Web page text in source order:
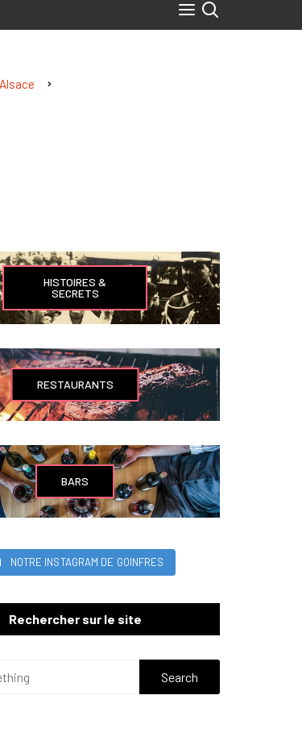
HISTOIRES &
SECRETS
RESTAURANTS
BARS
NOTRE INSTAGRAM DE GOINFRES
Rechercher sur le site